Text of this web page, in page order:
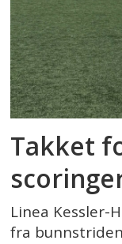
Takket
Linea Kessler-
fra